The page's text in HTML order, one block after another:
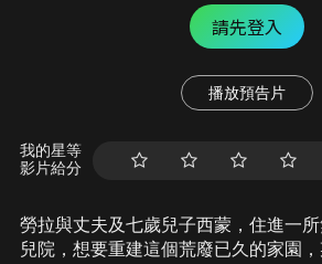
請先登入
播放預告片
我的星等
影片給分
勞拉與丈夫及七歲兒子西蒙，住進一
兒院，想要重建這個荒廢已久的家園